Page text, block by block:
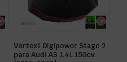
Vortex1 Digipower Stage 2
para Audi A3 1.4L 150cv